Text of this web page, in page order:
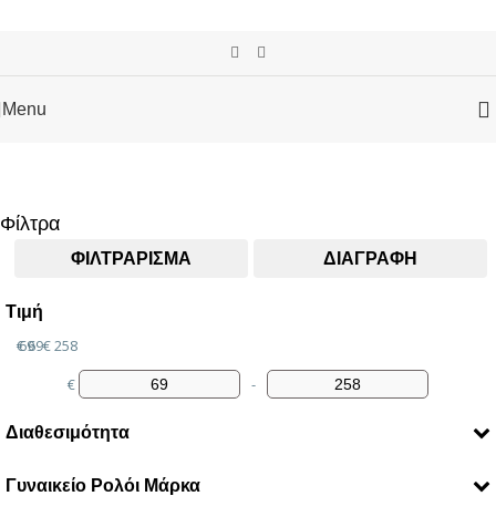
Menu
Φίλτρα
ΦΙΛΤΡΆΡΙΣΜΑ ΔΙΑΓΡΑΦΉ
Τιμή
€ 69€ 258
69
€
Minimum Price
-
Maximum Price
Διαθεσιμότητα
Εξαντλημένο
Γυναικείο Ρολόι Μάρκα